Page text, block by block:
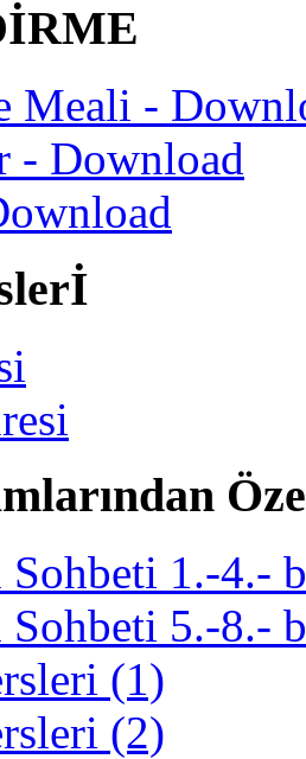
Meali -
- Download
Sohbeti 1.-4.-
Sohbeti 5.-8.-
(1)
(2)